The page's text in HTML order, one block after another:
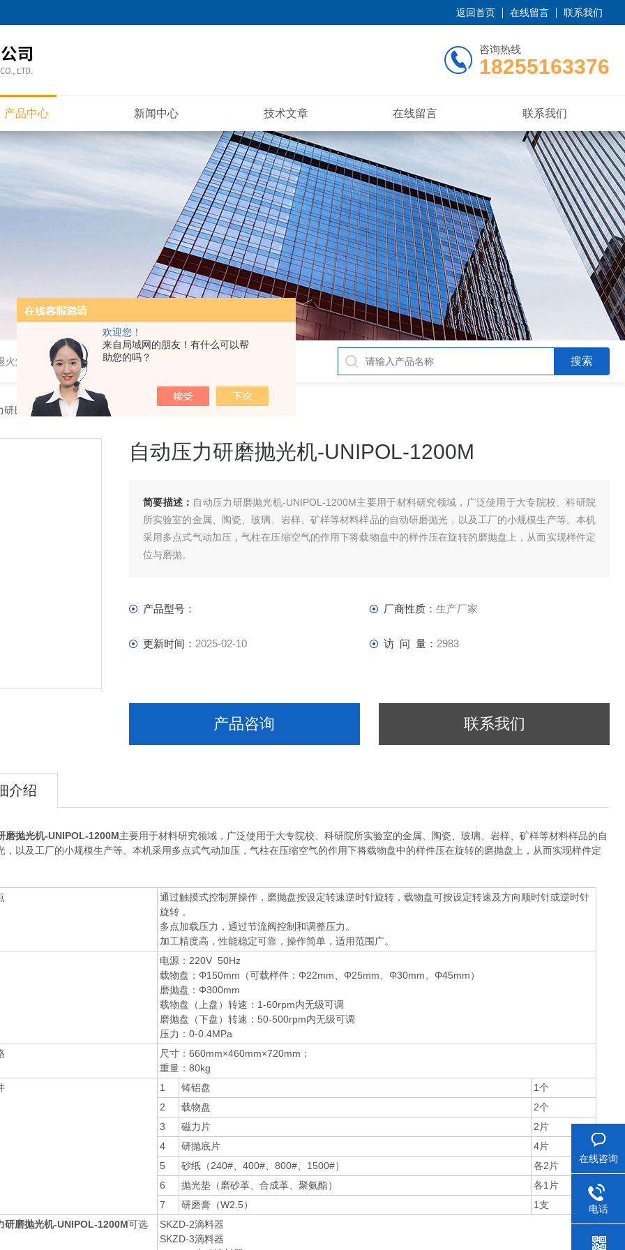
欢迎您！
来自局域网的朋友！有什么可以帮
助您的吗？
返回首页 在线留言 联系我们
咨询热线
18255163376
产品中心 新闻中心 技术文章 在线留言 联系我们
炉，高温高压炉，涂覆机，电池制备设备等
磨抛光机-UNIPOL-1200M
自动压力研磨抛光机-UNIPOL-1200M
简要描述： 自动压力研磨抛光机-UNIPOL-1200M主要用于材料研究领域，广泛使用于大专院校、科研院
所实验室的金属、陶瓷、玻璃、岩样、矿样等材料样品的自动研磨抛光，以及工厂的小规模生产等。本机
采用多点式气动加压，气柱在压缩空气的作用下将载物盘中的样件压在旋转的磨抛盘上，从而实现样件定
位与磨抛。
产品型号： 厂商性质： 生产厂家
更新时间： 2025-02-10 访 问 量： 2983
产品咨询 联系我们
介绍
磨抛光机-UNIPOL-1200M主要用于材料研究领域，广泛使用于大专院校、科研院所实验室的金属、陶瓷、玻璃、岩样、矿样等材料样品的自
，以及工厂的小规模生产等。本机采用多点式气动加压，气柱在压缩空气的作用下将载物盘中的样件压在旋转的磨抛盘上，从而实现样件定
通过触摸式控制屏操作，磨抛盘按设定转速逆时针旋转，载物盘可按设定转速及方向顺时针或逆时针
旋转 。
多点加载压力，通过节流阀控制和调整压力。
加工精度高，性能稳定可靠，操作简单，适用范围广。
电源：220V 50Hz
载物盘：Φ150mm（可载样件：Φ22mm、Φ25mm、Φ30mm、Φ45mm）
磨抛盘：Φ300mm
载物盘（上盘）转速：1-60rpm内无级可调
磨抛盘（下盘）转速：50-500rpm内无级可调
压力：0-0.4MPa
尺寸：660mm×460mm×720mm；
重量：80kg
1 铸铝盘
1个
2
载物盘
2个
3
磁力片
2片
4
研抛底片
4片
5
砂纸（240#、400#、800#、1500#）
各2片
6
抛光垫（磨砂革、合成革、聚氨酯）
各1片
7
研磨膏（W2.5）
1支
研磨抛光机-UNIPOL-1200M可选
SKZD-2滴料器
SKZD-3滴料器
在线咨询
电话